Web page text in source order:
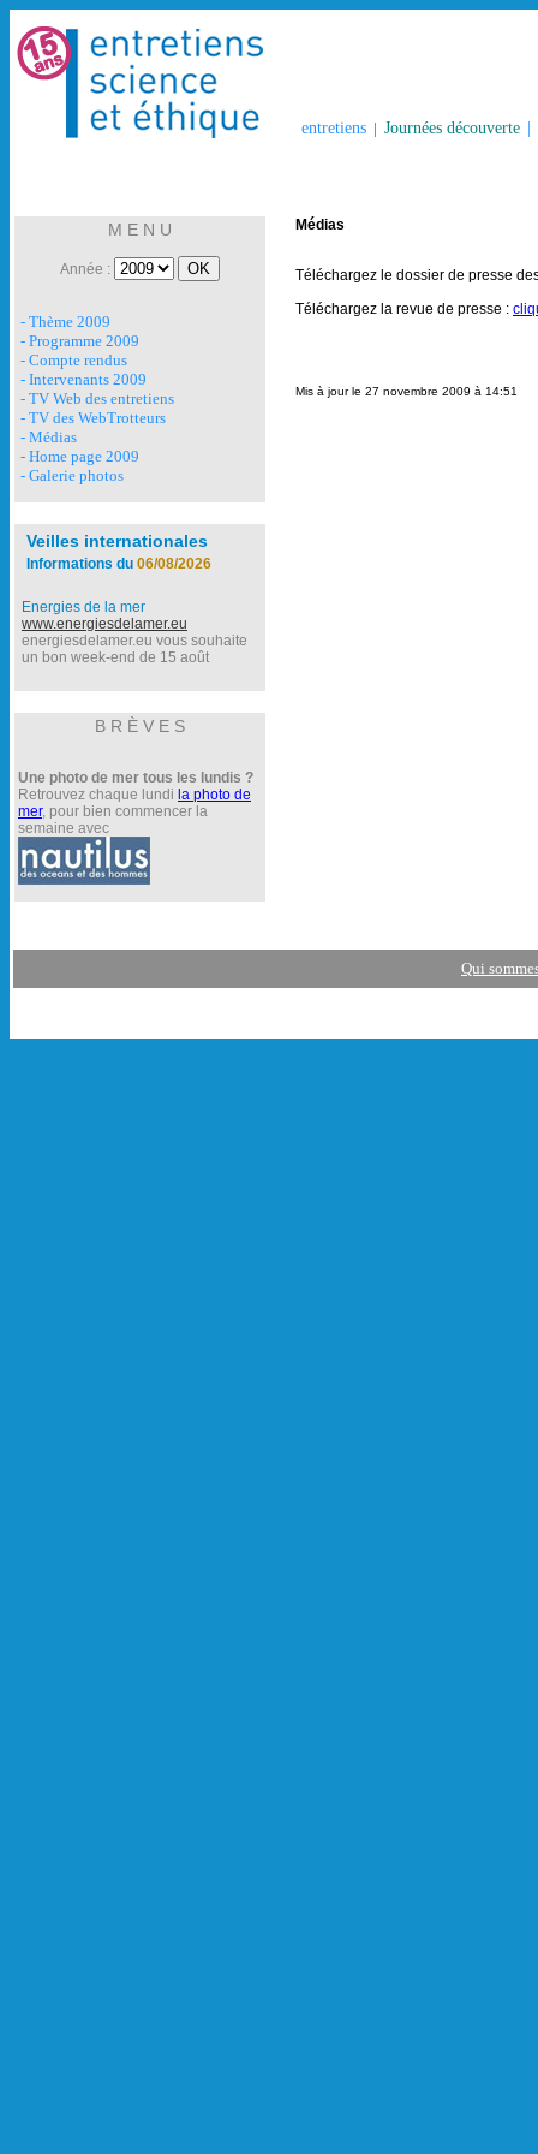
entretiens | Journées découverte
M E N U
Année :
- Thème 2009
- Programme 2009
- Compte rendus
- Intervenants 2009
- TV Web des entretiens
- TV des WebTrotteurs
- Médias
- Home page 2009
- Galerie photos
Veilles internationales
Informations du 06/08/2026
Energies de la mer
www.energiesdelamer.eu
energiesdelamer.eu vous souhaite
un bon week-end de 15 août
B R È V E S
Une photo de mer tous les lundis ?
Retrouvez chaque lundi la photo de
mer, pour bien commencer la
semaine avec
Médias
Téléchargez le dossier de presse
Téléchargez la revue de presse :
Mis à jour le 27 novembre 2009 à 14:51
Qui